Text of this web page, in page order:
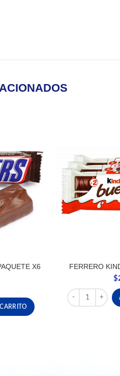
X6
X6 UND cantidad
FERRERO
$
FERRERO